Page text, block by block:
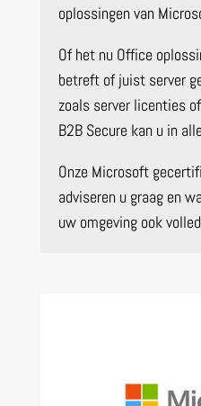
oplossingen van
Of het nu Office
betreft of juist server
zoals server licenties
B2B Secure kan u in
Onze Microsoft
adviseren u graag en
uw omgeving ook